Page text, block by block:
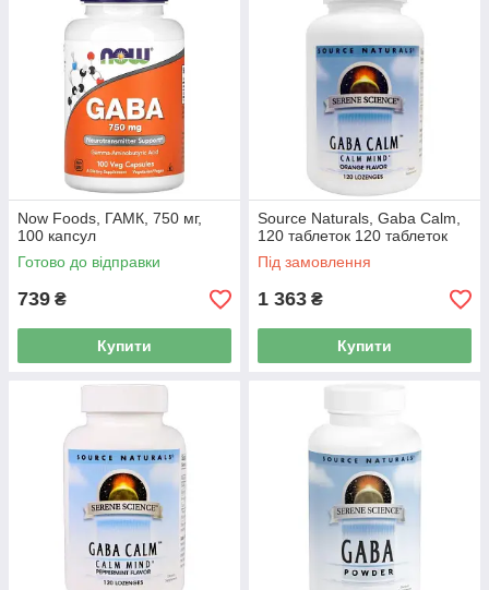
Now Foods, ГАМК, 750 мг,
100 капсул
Готово до відправки
739 ₴
Купити
Source Naturals, Gaba Calm,
120 таблеток 120 таблеток
Під замовлення
1 363 ₴
Купити